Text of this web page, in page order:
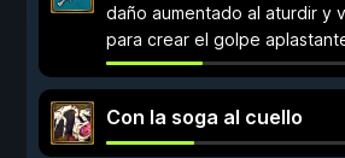
daño aumentado al aturdir y
para crear el golpe
Con la soga al cuello